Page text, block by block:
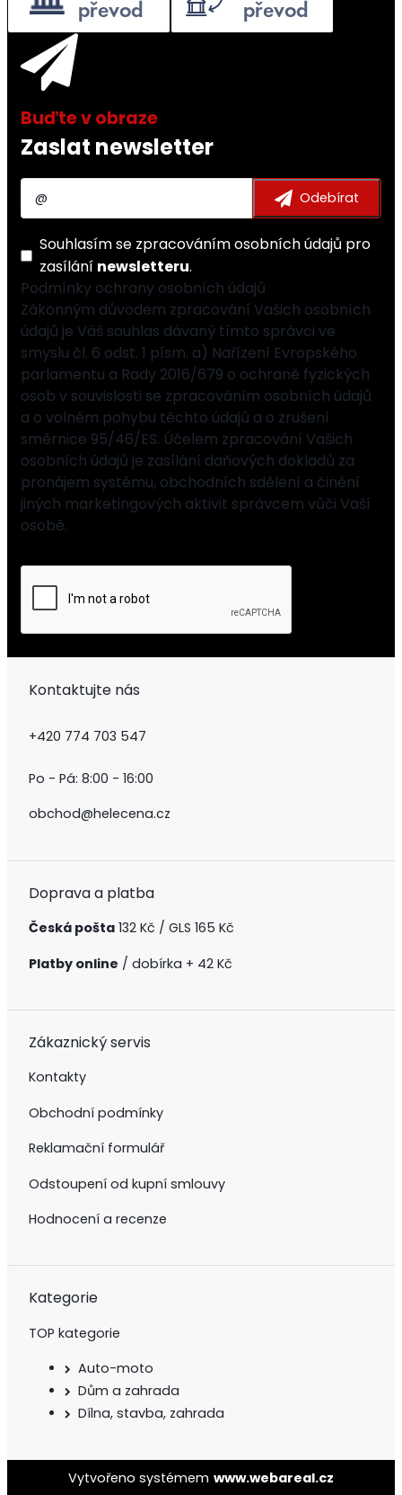
Zaslat newsletter
Souhlasím se zpracováním osobních údajů pro
zasílání newsletteru.
Podmínky ochrany osobních údajů
Zákonným důvodem zpracování Vašich osobních
údajů je Váš souhlas dávaný tímto správci ve
smyslu čl. 6 odst. 1 písm. a) Nařízení Evropského
parlamentu a Rady 2016/679 o ochraně fyzických
osob v souvislosti se zpracováním osobních údajů
a o volném pohybu těchto údajů a o zrušení
směrnice 95/46/ES. Účelem zpracování Vašich
osobních údajů je zasílání daňových dokladů za
pronájem systému, obchodních sdělení a činění
jiných marketingových aktivit správcem vůči Vaší
osobě.
Kontaktujte nás
+420 774 703 547
Po - Pá: 8:00 - 16:00
obchod@helecena.cz
Doprava a platba
Česká pošta 132 Kč / GLS 165 Kč
Platby online / dobírka + 42 Kč
Zákaznický servis
Kontakty
Obchodní podmínky
Reklamační formulář
Odstoupení od kupní smlouvy
Hodnocení a recenze
Kategorie
TOP kategorie
Auto-moto
Dům a zahrada
Dílna, stavba, zahrada
Vytvořeno systémem www.webareal.cz